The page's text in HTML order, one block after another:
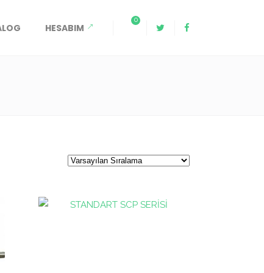
HESABIM
0